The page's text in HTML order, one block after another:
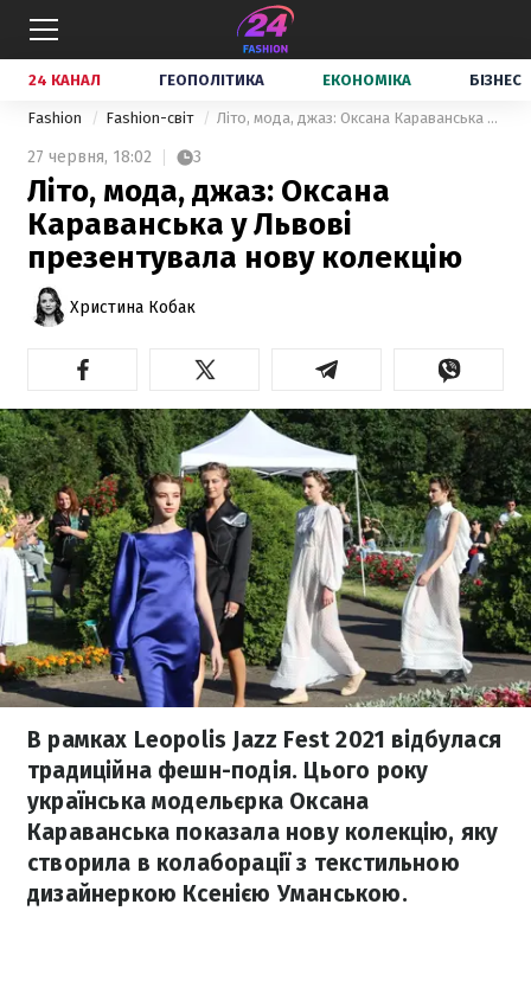
24 КАНАЛ ГЕОПОЛІТИКА ЕКОНОМІКА БІЗНЕС
Fashion Fashion-світ Літо, мода, джаз: Оксана Караванська у Львові презентувала нову колекцію
27 червня, 18:02 3
Літо, мода, джаз: Оксана
Караванська у Львові
презентувала нову колекцію
Христина Кобак
В рамках Leopolis Jazz Fest 2021 відбулася
традиційна фешн-подія. Цього року
українська модельєрка Оксана
Караванська показала нову колекцію, яку
створила в колаборації з текстильною
дизайнеркою Ксенією Уманською.